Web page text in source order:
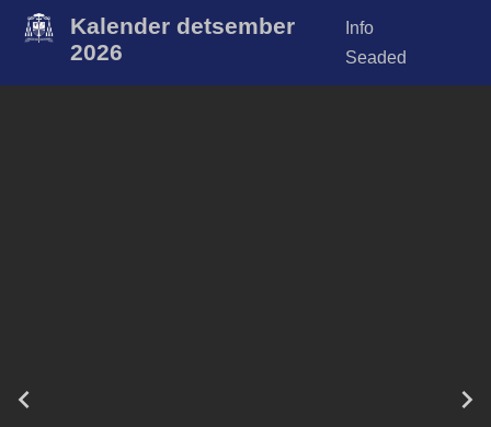
Kalender detsember
2026
Info
Seaded